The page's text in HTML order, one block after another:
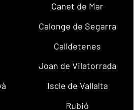
Canet de Mar
Calonge de Segarra
Calldetenes
Joan de Vilatorrada
Iscle de Vallalta
Rubió